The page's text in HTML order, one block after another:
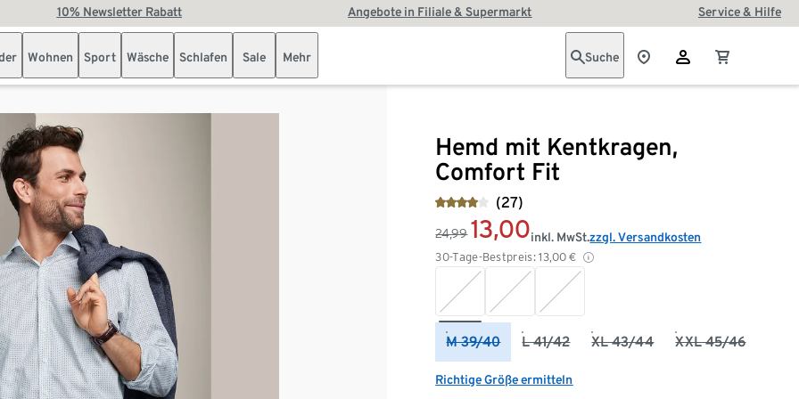
10% Newsletter Rabatt Angebote in Filiale & Supermarkt Service & Hilfe
Wohnen Sport Wäsche Schlafen Sale Mehr Suche
Hemd mit Kentkragen,
Comfort Fit
(27)
24,99 13,00
30-Tage-Bestpreis: 13,00 €
inkl. MwSt.zzgl. Versandkosten
M 39/40 L 41/42 XL 43/44 XXL 45/46
Richtige Größe ermitteln